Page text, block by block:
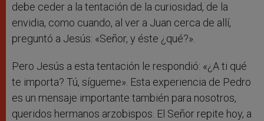
debe ceder a la tentación de la curiosidad, de la
envidia, como cuando, al ver a Juan cerca de allí,
preguntó a Jesús: «Señor, y éste ¿qué?».
Pero Jesús a esta tentación le respondió: «¿A ti qué
te importa? Tú, sígueme». Esta experiencia de Pedro
es un mensaje importante también para nosotros,
queridos hermanos arzobispos. El Señor repite hoy, a